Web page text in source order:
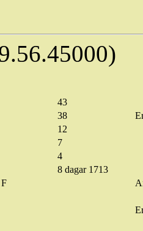
43
38
12
7
4
8 dagar 1713